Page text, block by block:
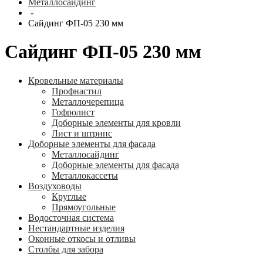
Металлосайдинг
-
Сайдинг ФП-05 230 мм
Сайдинг ФП-05 230 мм
Кровельные материалы
Профнастил
Металлочерепица
Гофролист
Доборные элементы для кровли
Лист и штрипс
Доборные элементы для фасада
Металлосайдинг
Доборные элементы для фасада
Металлокассеты
Воздуховоды
Круглые
Прямоугольные
Водосточная система
Нестандартные изделия
Оконные откосы и отливы
Столбы для забора